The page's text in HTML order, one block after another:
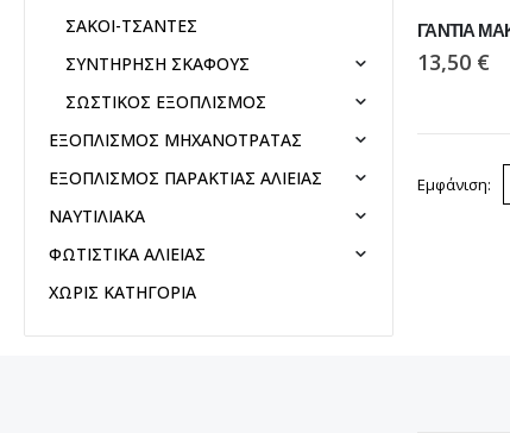
ΓΑΝΤΙΑ
13,50 €
Εμφάνιση:
ΣΑΚΟΙ-ΤΣΑΝΤΕΣ
ΣΥΝΤΗΡΗΣΗ ΣΚΑΦΟΥΣ
ΣΩΣΤΙΚΟΣ ΕΞΟΠΛΙΣΜΟΣ
ΕΞΟΠΛΙΣΜΟΣ ΜΗΧΑΝΟΤΡΑΤΑΣ
ΕΞΟΠΛΙΣΜΟΣ ΠΑΡΑΚΤΙΑΣ ΑΛΙΕΙΑΣ
ΝΑΥΤΙΛΙΑΚΑ
ΦΩΤΙΣΤΙΚΑ ΑΛΙΕΙΑΣ
ΧΩΡΙΣ ΚΑΤΗΓΟΡΙΑ